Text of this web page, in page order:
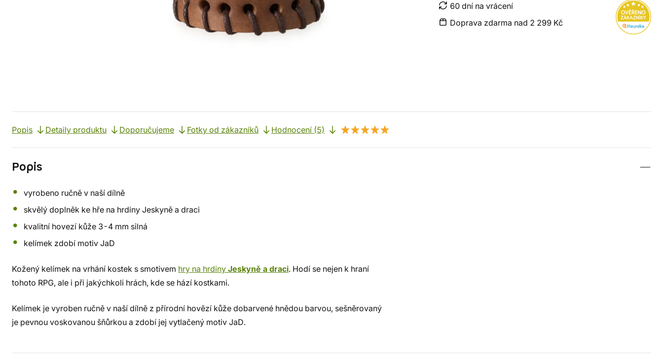
60 dní na vrácení
Doprava zdarma nad 2 299 Kč
Popis Detaily produktu Doporučujeme Fotky od zákazníků Hodnocení (5)
Popis
vyrobeno ručně v naší dílně
skvělý doplněk ke hře na hrdiny Jeskyně a draci
kvalitní hovezí kůže 3-4 mm silná
kelímek zdobí motiv JaD
Kožený kelímek na vrhání kostek s smotivem hry na hrdiny Jeskyně a draci. Hodí se nejen k hraní
tohoto RPG, ale i při jakýchkoli hrách, kde se hází kostkami.
Kelímek je vyroben ručně v naší dílně z přírodní hovězí kůže dobarvené hnědou barvou, sešněrovaný
je pevnou voskovanou šňůrkou a zdobí jej vytlačený motiv JaD.